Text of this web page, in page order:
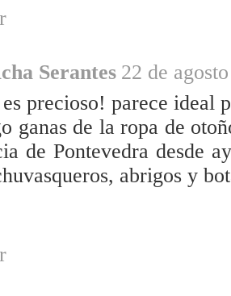
Serantes 22 de
precioso! parece ideal
ganas de la ropa de
de Pontevedra desde
abrigos y